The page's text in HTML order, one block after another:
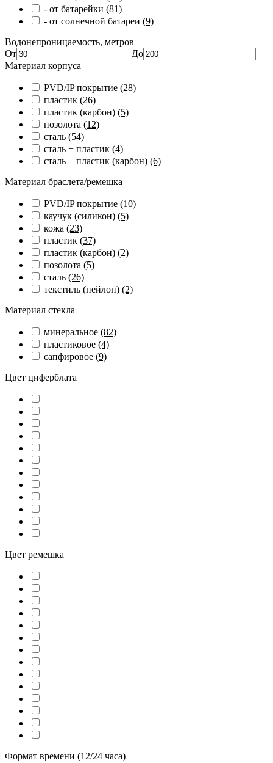
- от батарейки (81)
- от солнечной батареи (9)
Водонепроницаемость, метров
От
До
Материал корпуса
PVD/IP покрытие (28)
пластик (26)
пластик (карбон) (5)
позолота (12)
сталь (54)
сталь + пластик (4)
сталь + пластик (карбон) (6)
Материал браслета/ремешка
PVD/IP покрытие (10)
каучук (силикон) (5)
кожа (23)
пластик (37)
пластик (карбон) (2)
позолота (5)
сталь (26)
текстиль (нейлон) (2)
Материал стекла
минеральное (82)
пластиковое (4)
сапфировое (9)
Цвет циферблата
Цвет ремешка
Формат времени (12/24 часа)